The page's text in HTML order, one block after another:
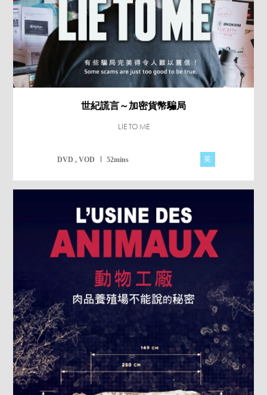
世紀謊言～加密貨幣騙局
LIE TO ME
DVD , VOD 52mins 英